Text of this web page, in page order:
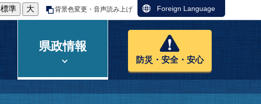
標準 大 背景色変更・音声読み上げ Foreign Language
県政情報
防災・安全・安心